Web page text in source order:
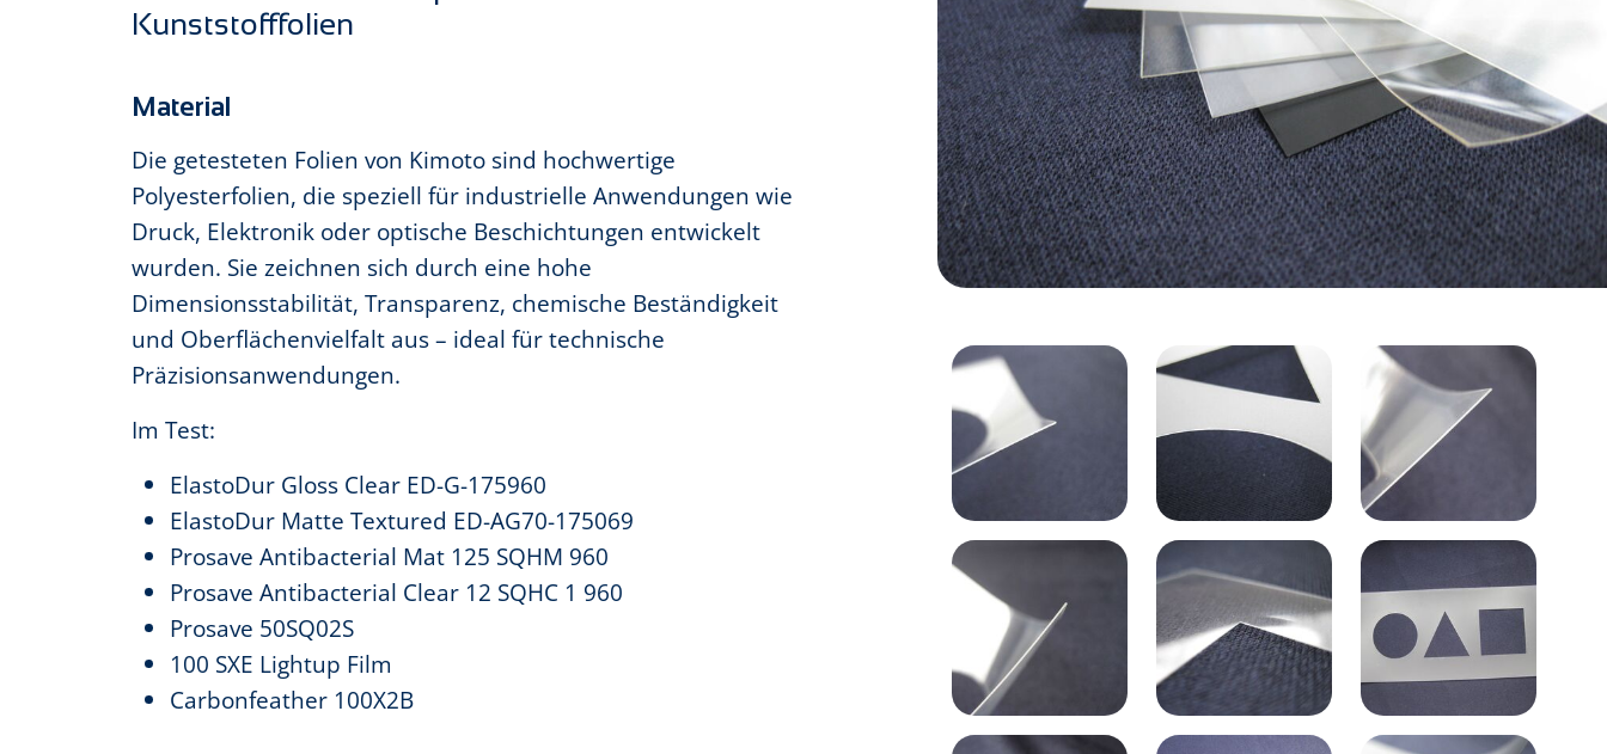
Kunststofffolien
Material
Die getesteten Folien von Kimoto sind hochwertige
Polyesterfolien, die speziell für industrielle Anwendungen wie
Druck, Elektronik oder optische Beschichtungen entwickelt
wurden. Sie zeichnen sich durch eine hohe
Dimensionsstabilität, Transparenz, chemische Beständigkeit
und Oberflächenvielfalt aus – ideal für technische
Präzisionsanwendungen.
Im Test:
ElastoDur Gloss Clear ED-G-175960
ElastoDur Matte Textured ED-AG70-175069
Prosave Antibacterial Mat 125 SQHM 960
Prosave Antibacterial Clear 12 SQHC 1 960
Prosave 50SQ02S
100 SXE Lightup Film
Carbonfeather 100X2B